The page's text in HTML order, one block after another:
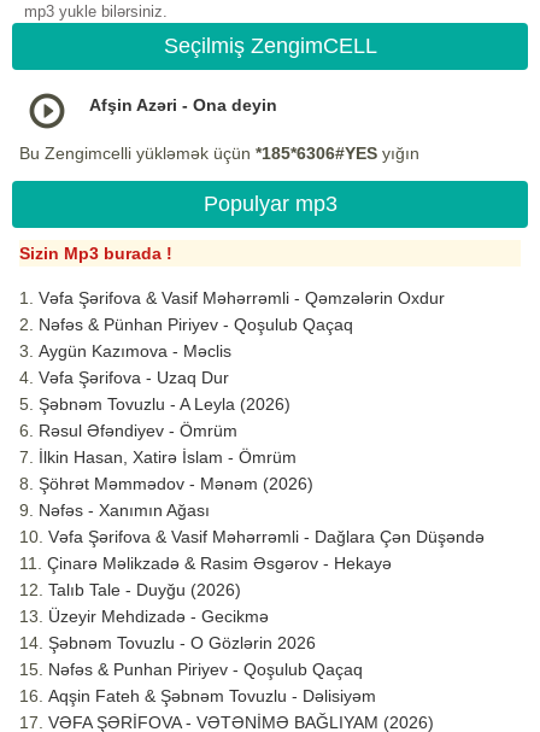
mp3 yukle bilərsiniz.
Seçilmiş ZengimCELL
Afşin Azəri - Ona deyin
Bu Zengimcelli yükləmək üçün *185*6306#YES yığın
Populyar mp3
Sizin Mp3 burada !
Vəfa Şərifova & Vasif Məhərrəmli - Qəmzələrin Oxdur
Nəfəs & Pünhan Piriyev - Qoşulub Qaçaq
Aygün Kazımova - Məclis
Vəfa Şərifova - Uzaq Dur
Şəbnəm Tovuzlu - A Leyla (2026)
Rəsul Əfəndiyev - Ömrüm
İlkin Hasan, Xatirə İslam - Ömrüm
Şöhrət Məmmədov - Mənəm (2026)
Nəfəs - Xanımın Ağası
Vəfa Şərifova & Vasif Məhərrəmli - Dağlara Çən Düşəndə
Çinarə Məlikzadə & Rasim Əsgərov - Hekayə
Talıb Tale - Duyğu (2026)
Üzeyir Mehdizadə - Gecikmə
Şəbnəm Tovuzlu - O Gözlərin 2026
Nəfəs & Punhan Piriyev - Qoşulub Qaçaq
Aqşin Fateh & Şəbnəm Tovuzlu - Dəlisiyəm
VƏFA ŞƏRİFOVA - VƏTƏNİMƏ BAĞLIYAM (2026)